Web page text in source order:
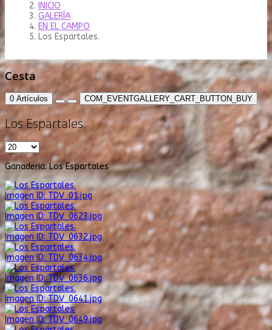
INICIO
GALERÍA
EN EL CAMPO
Los Espartales.
Cesta
0 Artículos COM_EVENTGALLERY_CART_BUTTON_BUY
Los Espartales.
Ganaderia: Los Espartales
Imagen ID: TDV_01.jpg
Imagen ID: TDV_0623.jpg
Imagen ID: TDV_0632.jpg
Imagen ID: TDV_0634.jpg
Imagen ID: TDV_0636.jpg
Imagen ID: TDV_0641.jpg
Imagen ID: TDV_0649.jpg